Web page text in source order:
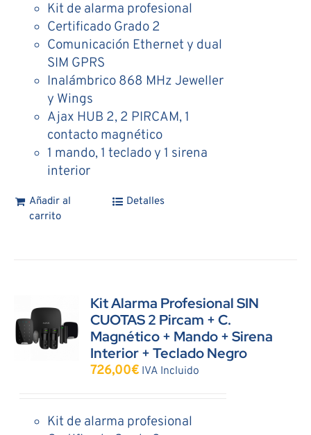
Kit de alarma profesional
Certificado Grado 2
Comunicación Ethernet y dual
SIM GPRS
Inalámbrico 868 MHz Jeweller
y Wings
Ajax HUB 2, 2 PIRCAM, 1
contacto magnético
1 mando, 1 teclado y 1 sirena
interior
Añadir al
carrito
Detalles
Kit Alarma Profesional SIN
CUOTAS 2 Pircam + C.
Magnético + Mando + Sirena
Interior + Teclado Negro
726,00€ IVA Incluido
Kit de alarma profesional